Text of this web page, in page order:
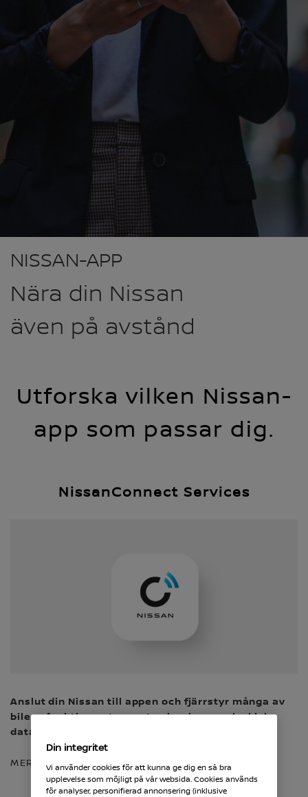
NISSAN-APP
Nära din Nissan
även på avstånd
Utforska vilken Nissan-
app som passar dig.
NissanConnect Services
Anslut din Nissan till appen och fjärrstyr många av
bilens funktioner, ta emot aviseringar och skicka
data till bilen med din smartphone.
MER INFORMATION OM APPEN
Din integritet
Vi använder cookies för att kunna ge dig en så bra
upplevelse som möjligt på vår websida. Cookies används
för analyser, personifierad annonsering (inklusive